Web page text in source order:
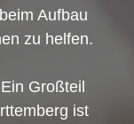
Aufbau
zu helfen.
Großteil
ist